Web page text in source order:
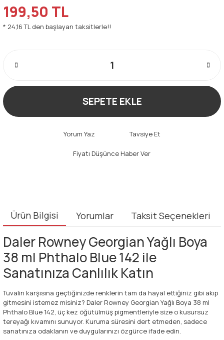
199,50 TL
* 24,16 TL den başlayan taksitlerle!!
SEPETE EKLE
Yorum Yaz Tavsiye Et
Fiyatı Düşünce Haber Ver
Ürün Bilgisi Yorumlar Taksit Seçenekleri
Daler Rowney Georgian Yağlı Boya
38 ml Phthalo Blue 142 ile
Sanatınıza Canlılık Katın
Tuvalin karşısına geçtiğinizde renklerin tam da hayal ettiğiniz gibi akıp
gitmesini istemez misiniz? Daler Rowney Georgian Yağlı Boya 38 ml
Phthalo Blue 142, üç kez öğütülmüş pigmentleriyle size o kusursuz
tereyağı kıvamını sunuyor. Kuruma süresini dert etmeden, sadece
sanatınıza odaklanın ve duygularınızı özgürce ifade edin.